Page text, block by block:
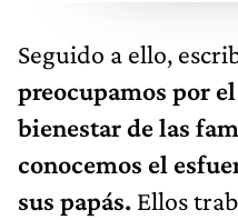
Seguido a ello,
preocupamos por
bienestar de las
conocemos el
sus papás. Ellos